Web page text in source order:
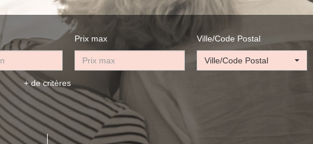
Prix max Ville/Code Postal
Ville/Code Postal
+ de critères